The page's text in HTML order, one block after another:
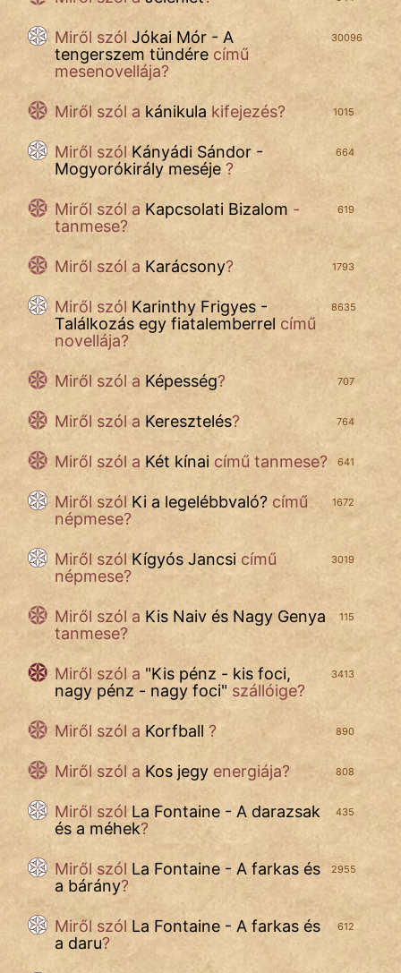
30096
Miről szól Jókai Mór - A
tengerszem tündére című
mesenovellája?
1015
Miről szól a kánikula kifejezés?
664
Miről szól Kányádi Sándor -
Mogyorókirály meséje ?
619
Miről szól a Kapcsolati Bizalom -
tanmese?
1793
Miről szól a Karácsony?
8635
Miről szól Karinthy Frigyes -
Találkozás egy fiatalemberrel című
novellája?
707
Miről szól a Képesség?
764
Miről szól a Keresztelés?
641
Miről szól a Két kínai című tanmese?
1672
Miről szól Ki a legelébbvaló? című
népmese?
3019
Miről szól Kígyós Jancsi című
népmese?
115
Miről szól a Kis Naiv és Nagy Genya
tanmese?
3413
Miről szól a "Kis pénz - kis foci,
nagy pénz - nagy foci" szállóige?
890
Miről szól a Korfball ?
808
Miről szól a Kos jegy energiája?
435
Miről szól La Fontaine - A darazsak
és a méhek?
2955
Miről szól La Fontaine - A farkas és
a bárány?
612
Miről szól La Fontaine - A farkas és
a daru?